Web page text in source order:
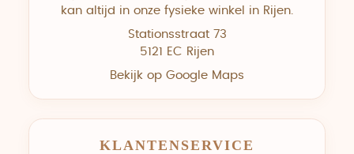
kan altijd in onze fysieke winkel in Rijen.
Stationsstraat 73
5121 EC Rijen
Bekijk op Google Maps
KLANTENSERVICE